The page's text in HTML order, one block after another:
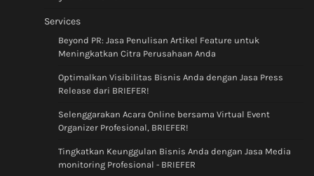
Services
Beyond PR: Jasa Penulisan Artikel Feature untuk
Meningkatkan Citra Perusahaan Anda
Optimalkan Visibilitas Bisnis Anda dengan Jasa Press
Release dari BRIEFER!
Selenggarakan Acara Online bersama Virtual Event
Organizer Profesional, BRIEFER!
Tingkatkan Keunggulan Bisnis Anda dengan Jasa Media
monitoring Profesional - BRIEFER